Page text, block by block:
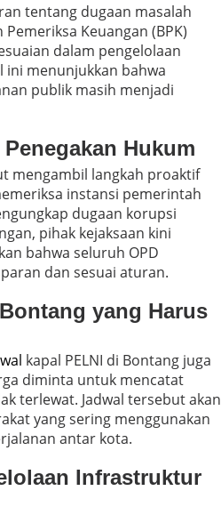
tentang dugaan masalah
Keuangan (BPK)
dalam pengelolaan
ini menunjukkan bahwa
publik masih menjadi
Hukum
mengambil langkah proaktif
instansi pemerintah
dugaan korupsi
pihak kejaksaan kini
bahwa seluruh OPD
dan sesuai aturan.
yang Harus
kapal PELNI di Bontang juga
diminta untuk mencatat
terlewat. Jadwal tersebut akan
yang sering menggunakan
antar kota.
Infrastruktur